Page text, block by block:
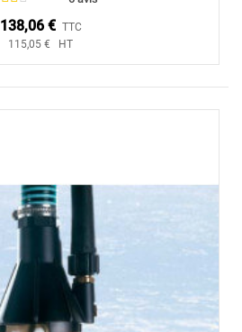
138,06 € TTC
115,05 € HT